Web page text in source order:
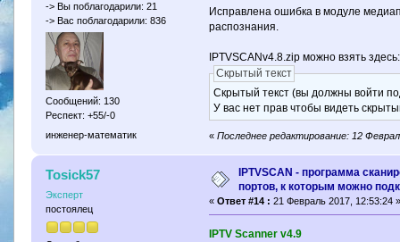
-> Вы поблагодарили: 21
-> Вас поблагодарили: 836
Сообщений: 130
Респект: +55/-0
инженер-математик
Исправлена ошибка в модуле
распознания.
IPTVSCANv4.8.zip можно взять здесь:
Скрытый текст
Скрытый текст (вы должны войти
У вас нет прав чтобы видеть
«Последнее редактирование: 12
Tosick57
Эксперт
постоялец
IPTVSCAN - программа
портов, к которым можно
«Ответ #14 : 21 Февраль 2017, 12:53:24
IPTV Scanner v4.9